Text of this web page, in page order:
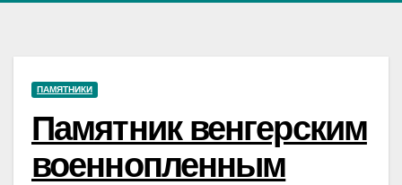
ПАМЯТНИКИ
Памятник венгерским
военнопленным